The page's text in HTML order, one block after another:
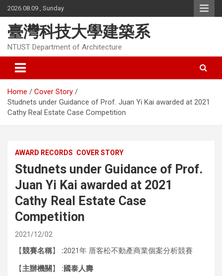
Skip
to
content
2026.08.09 , Sunday
臺灣科技大學建築系
NTUST Department of Architecture
Home
Cover Story
Studnets under Guidance of Prof. Juan Yi Kai awarded at 2021
Cathy Real Estate Case Competition
AWARD RECORDS COVER STORY
Studnets under Guidance of Prof.
Juan Yi Kai awarded at 2021
Cathy Real Estate Case
Competition
2021/12/02
【競賽名稱】 :2021年 厝客松不動產商業個案分析競賽
【主辦機關 】 :國泰人壽